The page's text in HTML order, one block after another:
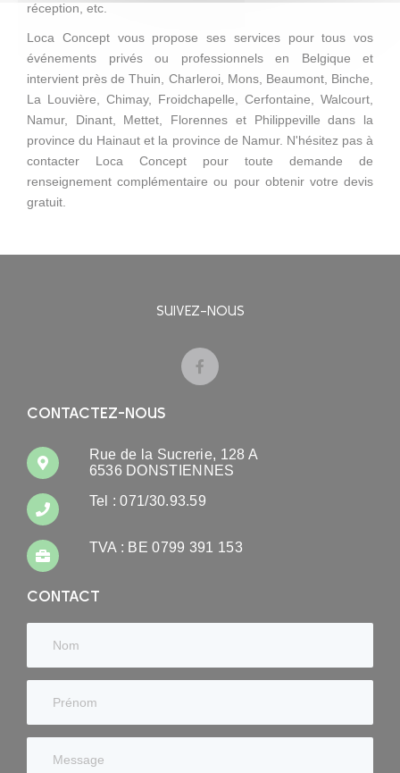
réception, etc.
Loca Concept vous propose ses services pour tous vos
événements privés ou professionnels en Belgique et
intervient près de Thuin, Charleroi, Mons, Beaumont, Binche,
La Louvière, Chimay, Froidchapelle, Cerfontaine, Walcourt,
Namur, Dinant, Mettet, Florennes et Philippeville dans la
province du Hainaut et la province de Namur. N'hésitez pas à
contacter Loca Concept pour toute demande de
renseignement complémentaire ou pour obtenir votre devis
gratuit.
SUIVEZ-NOUS
CONTACTEZ-NOUS
Rue de la Sucrerie, 128 A
6536 DONSTIENNES
Tel : 071/30.93.59
TVA : BE 0799 391 153
CONTACT